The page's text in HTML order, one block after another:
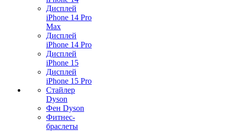
Дисплей
iPhone 14 Pro
Max
Дисплей
iPhone 14 Pro
Дисплей
iPhone 15
Дисплей
iPhone 15 Pro
Стайлер
Dyson
Фен Dyson
Фитнес-
браслеты